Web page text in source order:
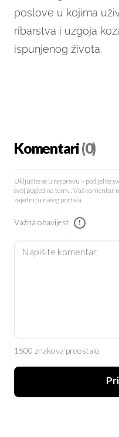
poslove u kojima
ribarstva i uzgoja
ispunjenog života.
Komentari(0)
Uključite se u raspravu – podijelite
svoj pogled na temu. Vaš
zajednicu našeg portala.
Važna obavijest !
1500 znakova preostalo